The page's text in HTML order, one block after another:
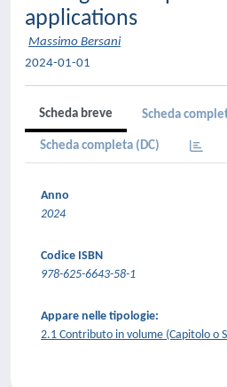
applications
Massimo Bersani
2024-01-01
Scheda breve Scheda
Scheda completa (DC)
Anno
2024
Codice ISBN
978-625-6643-58-1
Appare nelle tipologie:
2.1 Contributo in volume (Capitolo o